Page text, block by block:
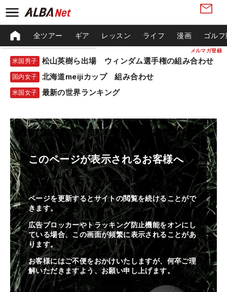
メルマガ登録
全ツアー ギア レッスン ライフ 漫画 ゴル
米国男子 松山英樹ら出場 ウィンダム選手権の組み合わせ
国内女子 北海道meijiカップ 組み合わせ
米国女子 最新の世界ランキング
このページが表示されるお客様へ
ページを更新するとサイトの閲覧を続けることがで
きます。
広告ブロッカーやトラッキング防止機能をオンにし
ている場合、この画面が頻繁に表示されることがあ
ります。
お客様にはご不便をおかけいたしますが、何卒ご理
解いただきますよう、お願い申し上げます。